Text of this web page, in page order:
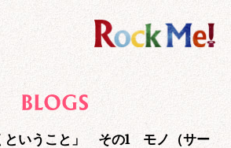
ということ」 その1 モノ（サー